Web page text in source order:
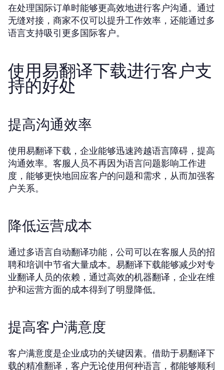
在处理国际订单时能够更高效地进行客户沟通。通过
无缝对接，商家不仅可以提升工作效率，还能通过多
语言支持吸引更多国际客户。
使用易翻译下载进行客户支
持的好处
提高沟通效率
使用易翻译下载，企业能够迅速跨越语言障碍，提高
沟通效率。客服人员不再因为语言问题影响工作进
度，能够更快地回应客户的问题和需求，从而加强客
户关系。
降低运营成本
通过多语言自动翻译功能，公司可以在客服人员的招
聘和培训中节省大量成本。易翻译下载能够减少对专
业翻译人员的依赖，通过高效的机器翻译，企业在维
护和运营方面的成本得到了明显降低。
提高客户满意度
客户满意度是企业成功的关键因素。借助于易翻译下
载的精准翻译，客户无论使用何种语言，都能够顺利